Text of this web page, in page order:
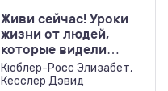
Живи сейчас! Уроки
жизни от людей,
которые видели
смерть (3 изд.)
Кюблер-Росс Элизабет,
Кесслер Дэвид